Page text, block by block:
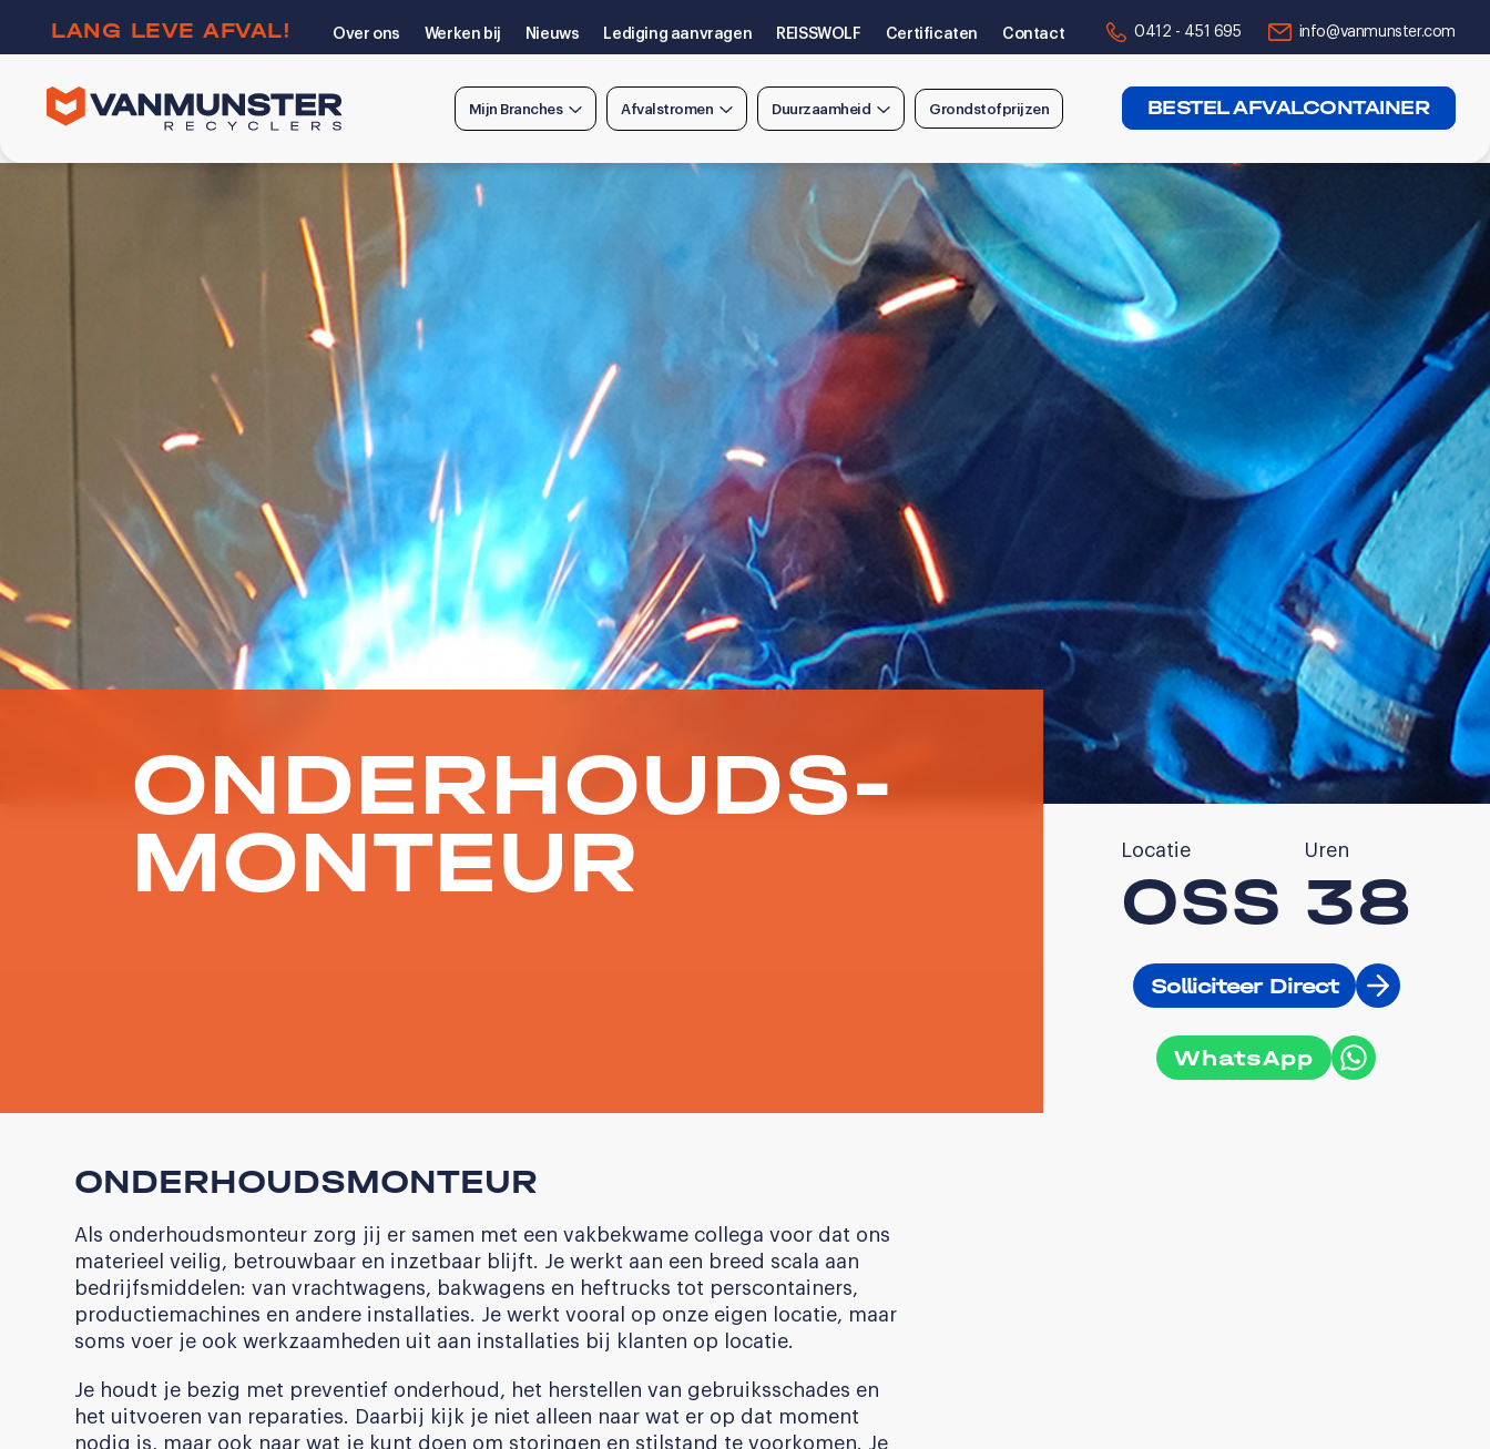
LANG LEVE AFVAL! Over ons Werken bij Nieuws Lediging aanvragen REISSWOLF Certificaten Contact 0412 - 451 695 info@vanmunster.com
Mijn Branches Afvalstromen Duurzaamheid Grondstofprijzen BESTEL AFVALCONTAINER
ONDERHOUDS-
MONTEUR Locatie
OSS
Uren
38
Solliciteer Direct
WhatsApp
ONDERHOUDSMONTEUR
Als onderhoudsmonteur zorg jij er samen met een vakbekwame collega voor dat ons
materieel veilig, betrouwbaar en inzetbaar blijft. Je werkt aan een breed scala aan
bedrijfsmiddelen: van vrachtwagens, bakwagens en heftrucks tot perscontainers,
productiemachines en andere installaties. Je werkt vooral op onze eigen locatie, maar
soms voer je ook werkzaamheden uit aan installaties bij klanten op locatie.
Je houdt je bezig met preventief onderhoud, het herstellen van gebruiksschades en
het uitvoeren van reparaties. Daarbij kijk je niet alleen naar wat er op dat moment
nodig is, maar ook naar wat je kunt doen om storingen en stilstand te voorkomen. Je